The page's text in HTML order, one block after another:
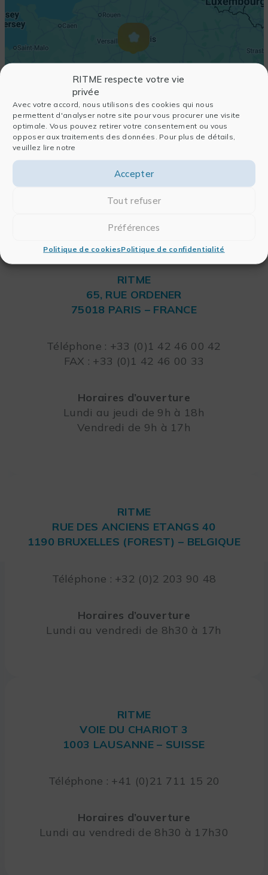
RITME respecte votre vie
privée
Avec votre accord, nous utilisons des cookies qui nous
permettent d'analyser notre site pour vous procurer une visite
optimale. Vous pouvez retirer votre consentement ou vous
opposer aux traitements des données. Pour plus de détails,
veuillez lire notre
Accepter
Tout refuser
Préférences
Politique de cookiesPolitique de confidentialité
RITME
65, RUE ORDENER
75018 PARIS – FRANCE
Téléphone : +33 (0)1 42 46 00 42
FAX : +33 (0)1 42 46 00 33
Horaires d’ouverture
Lundi au jeudi de 9h à 18h
Vendredi de 9h à 17h
RITME
RUE DES ANCIENS ETANGS 40
1190 BRUXELLES (FOREST) – BELGIQUE
Téléphone : +32 (0)2 203 90 48
Horaires d’ouverture
Lundi au vendredi de 8h30 à 17h
RITME
VOIE DU CHARIOT 3
1003 LAUSANNE – SUISSE
Téléphone : +41 (0)21 711 15 20
Horaires d’ouverture
Lundi au vendredi de 8h30 à 17h30